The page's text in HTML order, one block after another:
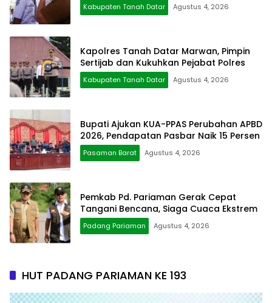
Kabupaten Tanah Datar Agustus 4, 2026
Kapolres Tanah Datar Marwan, Pimpin
Sertijab dan Kukuhkan Pejabat Polres
Kabupaten Tanah Datar Agustus 4, 2026
Bupati Ajukan KUA-PPAS Perubahan APBD
2026, Pendapatan Pasbar Naik 15 Persen
Pasaman Barat Agustus 4, 2026
Pemkab Pd. Pariaman Gerak Cepat
Tangani Bencana, Siaga Cuaca Ekstrem
Padang Pariaman Agustus 4, 2026
HUT PADANG PARIAMAN KE 193